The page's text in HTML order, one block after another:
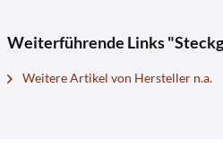
Weiterführende Links
Weitere Artikel von Hersteller n.a.